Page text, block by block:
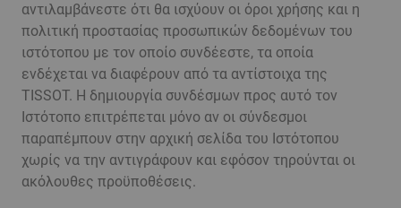
αντιλαμβάνεστε ότι θα ισχύουν οι όροι χρήσης και η
πολιτική προστασίας προσωπικών δεδομένων του
ιστότοπου με τον οποίο συνδέεστε, τα οποία
ενδέχεται να διαφέρουν από τα αντίστοιχα της
TISSOT. Η δημιουργία συνδέσμων προς αυτό τον
Ιστότοπο επιτρέπεται μόνο αν οι σύνδεσμοι
παραπέμπουν στην αρχική σελίδα του Ιστότοπου
χωρίς να την αντιγράφουν και εφόσον τηρούνται οι
ακόλουθες προϋποθέσεις.